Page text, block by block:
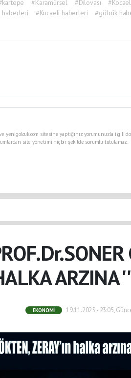
#Karamürsel #Dilovası
haberleri #Kocaeli haberleri #gölcük
yenigolcuk.com sitesine yaptığınız yorumunuzla ilgili
site yönetimi hiçbir şekilde sorumlu tutulamaz.
ARZINA
EKONOMI 19.11.2025 - 23:05,